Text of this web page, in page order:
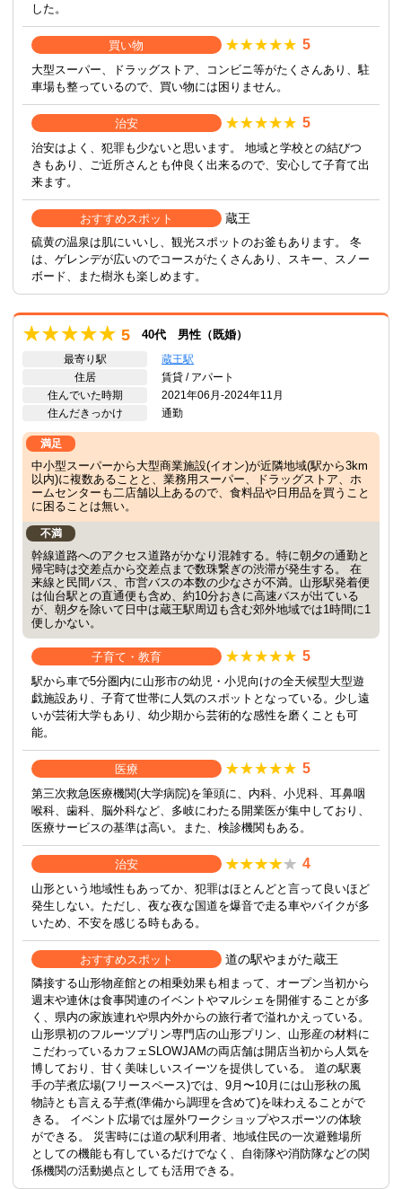
した。
買い物 5
大型スーパー、ドラッグストア、コンビニ等がたくさんあり、駐
車場も整っているので、買い物には困りません。
治安 5
治安はよく、犯罪も少ないと思います。 地域と学校との結びつ
きもあり、ご近所さんとも仲良く出来るので、安心して子育て出
来ます。
おすすめスポット 蔵王
硫黄の温泉は肌にいいし、観光スポットのお釜もあります。 冬
は、ゲレンデが広いのでコースがたくさんあり、スキー、スノー
ボード、また樹氷も楽しめます。
5 40代 男性（既婚）
最寄り駅
蔵王駅
住居
賃貸 / アパート
住んでいた時期
2021年06月-2024年11月
住んだきっかけ
通勤
満足
中小型スーパーから大型商業施設(イオン)が近隣地域(駅から3km
以内)に複数あることと、業務用スーパー、ドラッグストア、ホ
ームセンターも二店舗以上あるので、食料品や日用品を買うこと
に困ることは無い。
不満
幹線道路へのアクセス道路がかなり混雑する。特に朝夕の通勤と
帰宅時は交差点から交差点まで数珠繋ぎの渋滞が発生する。 在
来線と民間バス、市営バスの本数の少なさが不満。山形駅発着便
は仙台駅との直通便も含め、約10分おきに高速バスが出ている
が、朝夕を除いて日中は蔵王駅周辺も含む郊外地域では1時間に1
便しかない。
子育て・教育 5
駅から車で5分圏内に山形市の幼児・小児向けの全天候型大型遊
戯施設あり、子育て世帯に人気のスポットとなっている。少し遠
いが芸術大学もあり、幼少期から芸術的な感性を磨くことも可
能。
医療 5
第三次救急医療機関(大学病院)を筆頭に、内科、小児科、耳鼻咽
喉科、歯科、脳外科など、多岐にわたる開業医が集中しており、
医療サービスの基準は高い。また、検診機関もある。
治安 4
山形という地域性もあってか、犯罪はほとんどと言って良いほど
発生しない。ただし、夜な夜な国道を爆音で走る車やバイクが多
いため、不安を感じる時もある。
おすすめスポット 道の駅やまがた蔵王
隣接する山形物産館との相乗効果も相まって、オープン当初から
週末や連休は食事関連のイベントやマルシェを開催することが多
く、県内の家族連れや県内外からの旅行者で溢れかえっている。
山形県初のフルーツプリン専門店の山形プリン、山形産の材料に
こだわっているカフェSLOWJAMの両店舗は開店当初から人気を
博しており、甘く美味しいスイーツを提供している。 道の駅裏
手の芋煮広場(フリースペース)では、9月〜10月には山形秋の風
物詩とも言える芋煮(準備から調理を含めて)を味わえることがで
きる。 イベント広場では屋外ワークショップやスポーツの体験
ができる。 災害時には道の駅利用者、地域住民の一次避難場所
としての機能も有しているだけでなく、自衛隊や消防隊などの関
係機関の活動拠点としても活用できる。